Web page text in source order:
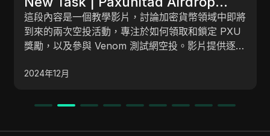
的加
域中即將
鎖定 PXU
提供逐步
程，包括
展，phantom 錢包，Twitter x
這篇內容提供了一個全面的指南，介紹
包，這是一個流行的數位錢包，用於管理
塊鏈上的加密貨幣。 它涵蓋了設置、導航、安全功